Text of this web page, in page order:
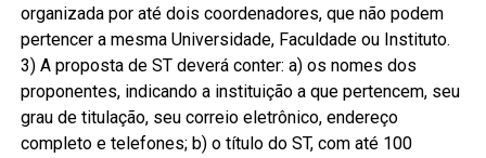
organizada por até dois coordenadores, que não podem
pertencer a mesma Universidade, Faculdade ou Instituto.
3) A proposta de ST deverá conter: a) os nomes dos
proponentes, indicando a instituição a que pertencem, seu
grau de titulação, seu correio eletrônico, endereço
completo e telefones; b) o título do ST, com até 100